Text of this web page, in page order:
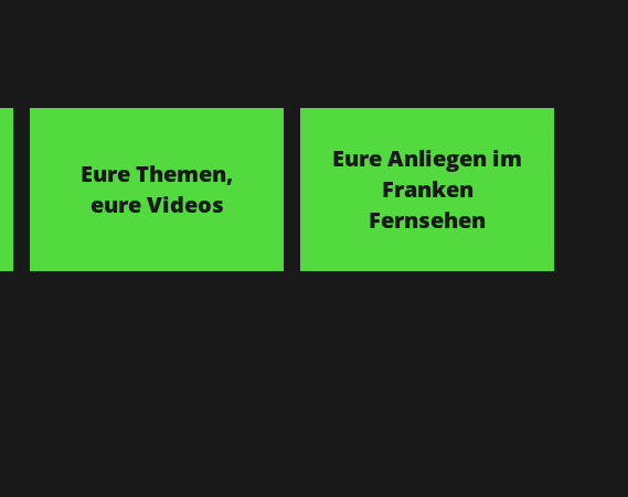
Eure Themen,
eure Videos
Eure Anliegen im
Franken
Fernsehen